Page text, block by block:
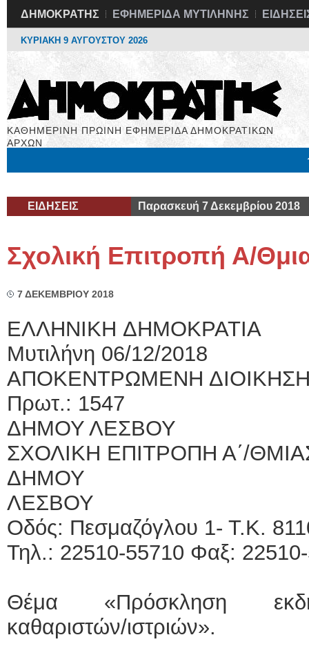
ΔΗΜΟΚΡΑΤΗΣ ΕΦΗΜΕΡΙΔΑ ΜΥΤΙΛΗΝΗΣ
ΚΥΡΙΑΚΗ 9 ΑΥΓΟΥΣΤΟΥ 2026
ΚΑΘΗΜΕΡΙΝΗ ΠΡΩΙΝΗ ΕΦΗΜΕΡΙΔΑ ΔΗΜΟΚΡΑΤΙΚΩΝ
ΑΡΧΩΝ
ΕΙΔΗΣΕΙΣ Παρασκευή 7 Δεκεμβρίου 2018
Σχολική Επιτροπή Α/
7 ΔΕΚΕΜΒΡΙΟΥ 2018
ΕΛΛΗΝΙΚΗ
Μυτιλήνη 06/12/2018
ΑΠΟΚΕΝΤΡΩΜΕΝΗ
Πρωτ.: 1547
ΔΗΜΟΥ ΛΕΣΒΟΥ
ΣΧΟΛΙΚΗ ΕΠΙΤΡΟΠΗ Α΄/
ΔΗΜΟΥ
Οδός:
Τηλ.: 22510-55710
Θέμα «Πρόσκληση
καθαριστών/ιστριών».